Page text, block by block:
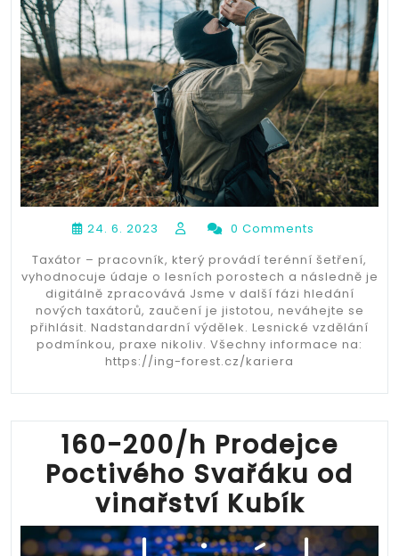
24. 6. 2023
0 Comments
Taxátor – pracovník, který provádí terénní šetření,
vyhodnocuje údaje o lesních porostech a následně je
digitálně zpracovává Jsme v další fázi hledání
nových taxátorů, zaučení je jistotou, neváhejte se
přihlásit. Nadstandardní výdělek. Lesnické vzdělání
podmínkou, praxe nikoliv. Všechny informace na:
https://ing-forest.cz/kariera
160-200/h Prodejce
Poctivého Svařáku od
vinařství Kubík